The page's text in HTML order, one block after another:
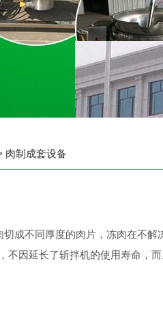
肉制成套设备
成不同厚度的肉片，冻肉在不解
因延长了斩拌机的使用寿命，